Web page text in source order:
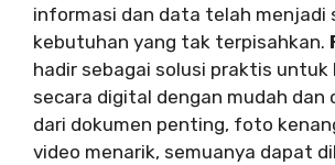
informasi dan data telah menjadi
kebutuhan yang tak terpisahkan.
hadir sebagai solusi praktis untuk
secara digital dengan mudah dan
dari dokumen penting, foto
video menarik, semuanya dapat